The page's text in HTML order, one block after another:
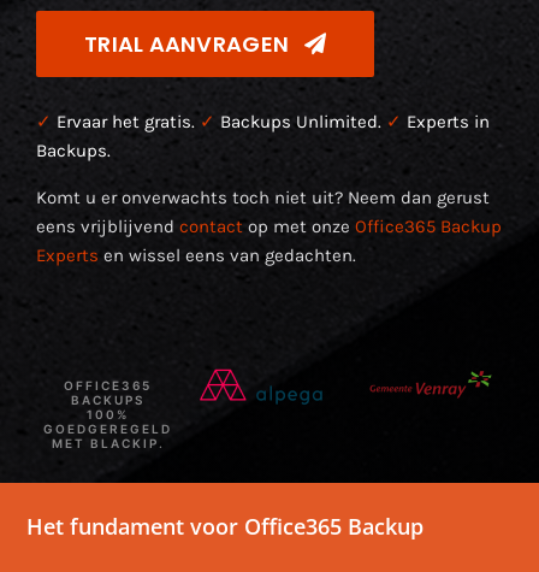
TRIAL AANVRAGEN
✓ Ervaar het gratis. ✓ Backups Unlimited. ✓ Experts in
Backups.
Komt u er onverwachts toch niet uit? Neem dan gerust
eens vrijblijvend contactop met onze Office365 Backup
Experts en wissel eens van gedachten.
OFFICE365
BACKUPS
100%
GOEDGEREGELD
MET BLACKIP.
Het fundament voor Office365 Backup